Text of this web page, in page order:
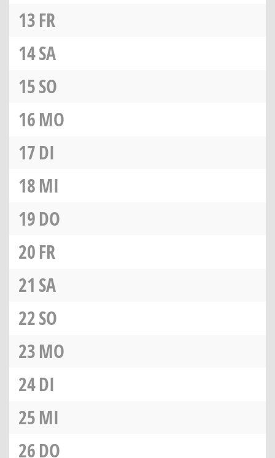
13FR
14SA
15SO
16MO
17DI
18MI
19DO
20FR
21 SA
22SO
23MO
24DI
25MI
26DO